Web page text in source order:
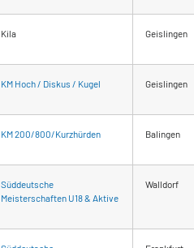
Kila Geislingen
KM Hoch / Diskus / Kugel Geislingen
KM 200/800/Kurzhürden Balingen
Süddeutsche
Meisterschaften U18 & Aktive
Walldorf